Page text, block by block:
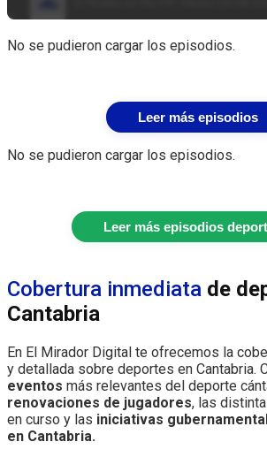
No se pudieron cargar los episodios.
Leer más episodios
No se pudieron cargar los episodios.
Leer más episodios
Cobertura inmediata de
Cantabria
En El Mirador Digital te ofrecemos la
y detallada sobre deportes en Cantabria.
eventos más relevantes del deporte
renovaciones de jugadores, las
en curso y las iniciativas
en Cantabria.